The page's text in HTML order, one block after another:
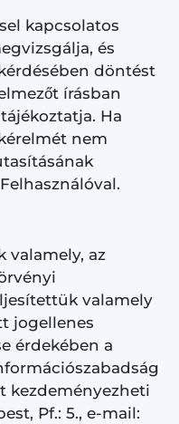
kapcsolatos
és
döntést
írásban
Ha
nem
valamely, az
valamely
jogellenes
érdekében a
kezdeményezheti
Pf.: 5., e-mail: